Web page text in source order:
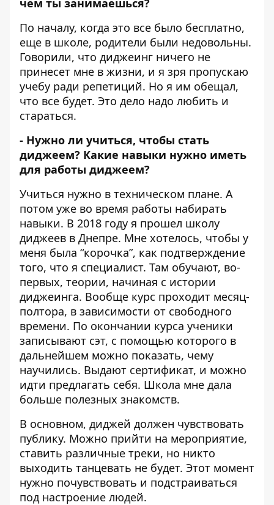
чем ты занимаешься?
По началу, когда это все было бесплатно,
еще в школе, родители были недовольны.
Говорили, что диджеинг ничего не
принесет мне в жизни, и я зря пропускаю
учебу ради репетиций. Но я им обещал,
что все будет. Это дело надо любить и
стараться.
- Нужно ли учиться, чтобы стать
диджеем? Какие навыки нужно иметь
для работы диджеем?
Учиться нужно в техническом плане. А
потом уже во время работы набирать
навыки. В 2018 году я прошел школу
диджеев в Днепре. Мне хотелось, чтобы у
меня была “корочка”, как подтверждение
того, что я специалист. Там обучают, во-
первых, теории, начиная с истории
диджеинга. Вообще курс проходит месяц-
полтора, в зависимости от свободного
времени. По окончании курса ученики
записывают сэт, с помощью которого в
дальнейшем можно показать, чему
научились. Выдают сертификат, и можно
идти предлагать себя. Школа мне дала
больше полезных знакомств.
В основном, диджей должен чувствовать
публику. Можно прийти на мероприятие,
ставить различные треки, но никто
выходить танцевать не будет. Этот момент
нужно почувствовать и подстраиваться
под настроение людей.